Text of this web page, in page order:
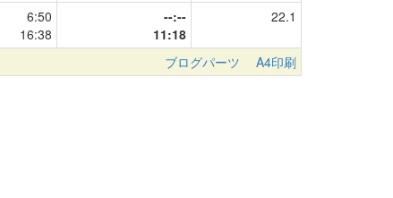
6:50
16:38
--:--
11:18
22.1
ブログパーツ A4印刷